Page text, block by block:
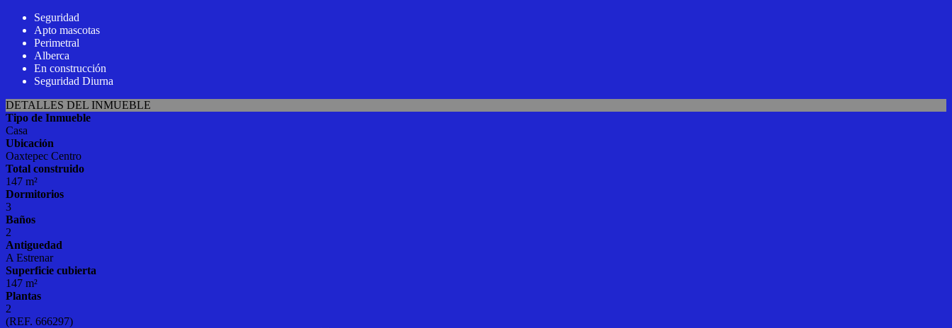
Seguridad
Apto mascotas
Perimetral
Alberca
En construcción
Seguridad Diurna
DETALLES DEL INMUEBLE
Tipo de Inmueble
Casa
Ubicación
Oaxtepec Centro
Total construido
147 m²
Dormitorios
3
Baños
2
Antiguedad
A Estrenar
Superficie cubierta
147 m²
Plantas
2
(REF. 666297)